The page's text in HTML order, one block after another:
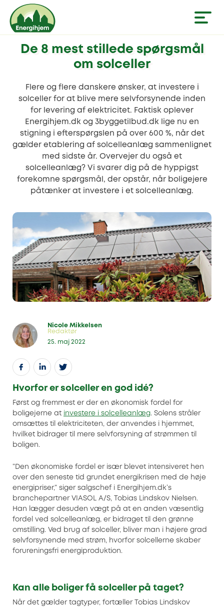
De 8 mest stillede spørgsmål
om solceller
Flere og flere danskere ønsker, at investere i
solceller for at blive mere selvforsynende inden
for levering af elektricitet. Faktisk oplever
Energihjem.dk og 3byggetilbud.dk lige nu en
stigning i efterspørgslen på over 600 %, når det
gælder etablering af solcelleanlæg sammenlignet
med sidste år. Overvejer du også et
solcelleanlæg? Vi svarer dig på de hyppigst
forekomne spørgsmål, der opstår, når boligejere
påtænker at investere i et solcelleanlæg.
Nicole Mikkelsen
Redaktør
25. maj 2022
Hvorfor er solceller en god idé?
Først og fremmest er der en økonomisk fordel for
boligejerne at investere i solcelleanlæg. Solens stråler
omsættes til elektriciteten, der anvendes i hjemmet,
hvilket bidrager til mere selvforsyning af strømmen til
boligen.
“Den økonomiske fordel er især blevet intensiveret hen
over den seneste tid grundet energikrisen med de høje
energipriser,” siger salgschef i Energihjem.dk’s
branchepartner VIASOL A/S, Tobias Lindskov Nielsen.
Han lægger desuden vægt på at en anden væsentlig
fordel ved solcelleanlæg, er bidraget til den grønne
omstilling. Ved brug af solceller, bliver man i højere grad
selvforsynende med strøm, hvorfor solcellerne skaber
forureningsfri energiproduktion.
Kan alle boliger få solceller på taget?
Når det gælder tagtyper, fortæller Tobias Lindskov